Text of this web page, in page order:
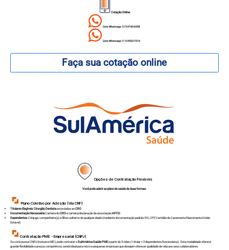
Cotação Online:
Cote Whatsapp 12 9.9740-6958
Cote Whatsapp 11 9.9553-7374
Faça sua cotação online
Opções de Contratação Flexíveis
Você pode aderir ao plano de saúde de duas formas:
Plano Coletivo por Adesão (Via CRF)
Titulares Elegíveis:Cirurgião Dentistaassociados aoCRO
Documentação Necessária:Carteira doCROe carteira/declaração de associaçãoAPCD.
Dependentes:Cônjuge, companheiro(a) e filhos solteiros de qualquer idade (mediante documentação padrão: RG, CPF, Certidão de Casamento/Nascimento/União
Estável).
Contratação PME - Empresarial (CNPJ)
Se você possui CNPJ (inclusive MEI), pode contratar oSulAmérica Saúde PMEa partir de 3 vidas (1 titular + 2 dependentes/funcionários). Esta modalidade oferece
grande flexibilidade e preços competitivos, sendo ideal para micro e pequenas empresas que desejam oferecer qualidade de vida aos seus colaboradores.